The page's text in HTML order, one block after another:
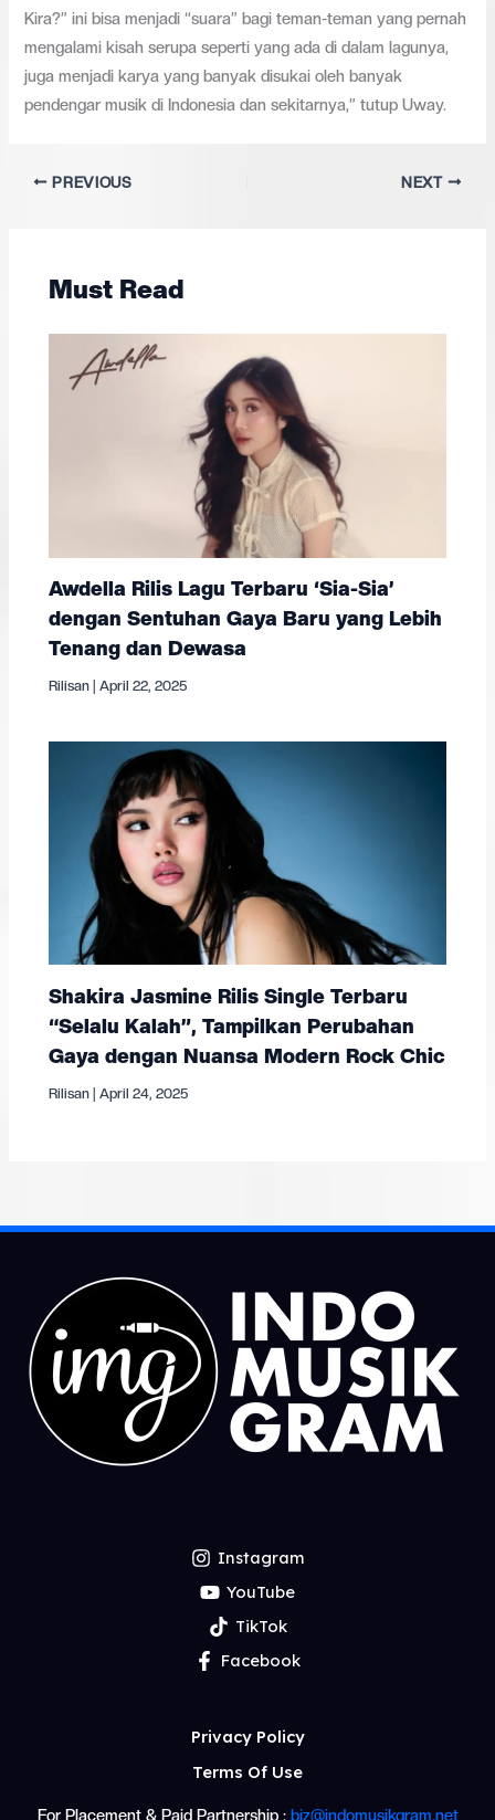
Kira?” ini bisa menjadi “suara” bagi teman-teman yang pernah
mengalami kisah serupa seperti yang ada di dalam lagunya,
juga menjadi karya yang banyak disukai oleh banyak
pendengar musik di Indonesia dan sekitarnya,” tutup Uway.
PREVIOUS NEXT
Must Read
Awdella Rilis Lagu Terbaru ‘Sia-Sia’
dengan Sentuhan Gaya Baru yang Lebih
Tenang dan Dewasa
Rilisan |April 22, 2025
Shakira Jasmine Rilis Single Terbaru
“Selalu Kalah”, Tampilkan Perubahan
Gaya dengan Nuansa Modern Rock Chic
Rilisan |April 24, 2025
Instagram
YouTube
TikTok
Facebook
Privacy Policy
Terms Of Use
For Placement & Paid Partnership : biz@indomusikgram.net